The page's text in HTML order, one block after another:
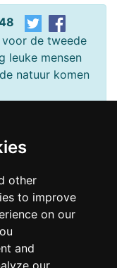
other
to improve
on our
and
our
de tweede
leuke mensen
natuur komen
weer genieten
22:11